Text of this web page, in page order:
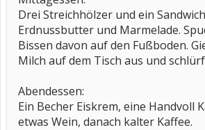
Drei Streichhölzer und ein
Erdnussbutter und Marmelade.
Bissen davon auf den Fußboden.
Milch auf dem Tisch aus und
Abendessen:
Ein Becher Eiskrem, eine Handvoll
etwas Wein, danach kalter Kaffee.